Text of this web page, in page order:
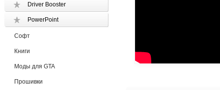
Driver Booster
PowerPoint
Софт
Книги
Моды для GTA
Прошивки